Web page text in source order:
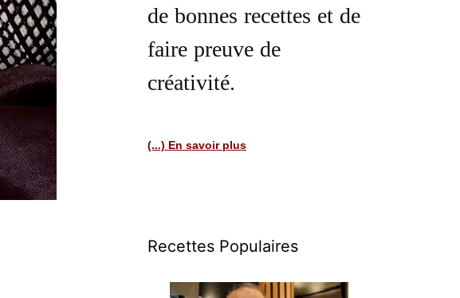
de bonnes recettes et de
faire preuve de
créativité.
(...) En savoir plus
Recettes Populaires